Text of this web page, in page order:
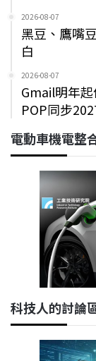
2026-08-07
黑豆、鷹嘴
白
2026-08-07
Gmail明年
POP同步
電動車機電整
科技人的討論